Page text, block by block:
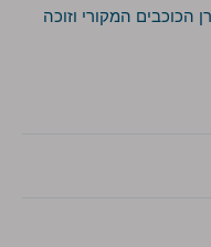
המקורי וזוכה